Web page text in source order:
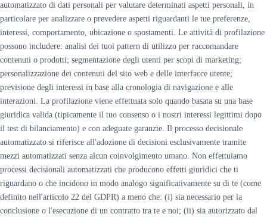
automatizzato di dati personali per valutare determinati aspetti personali, in
particolare per analizzare o prevedere aspetti riguardanti le tue preferenze,
interessi, comportamento, ubicazione o spostamenti. Le attività di profilazione
possono includere: analisi dei tuoi pattern di utilizzo per raccomandare
contenuti o prodotti; segmentazione degli utenti per scopi di marketing;
personalizzazione dei contenuti del sito web e delle interfacce utente;
previsione degli interessi in base alla cronologia di navigazione e alle
interazioni. La profilazione viene effettuata solo quando basata su una base
giuridica valida (tipicamente il tuo consenso o i nostri interessi legittimi dopo
il test di bilanciamento) e con adeguate garanzie. Il processo decisionale
automatizzato si riferisce all'adozione di decisioni esclusivamente tramite
mezzi automatizzati senza alcun coinvolgimento umano. Non effettuiamo
processi decisionali automatizzati che producono effetti giuridici che ti
riguardano o che incidono in modo analogo significativamente su di te (come
definito nell'articolo 22 del GDPR) a meno che: (i) sia necessario per la
conclusione o l'esecuzione di un contratto tra te e noi; (ii) sia autorizzato dal